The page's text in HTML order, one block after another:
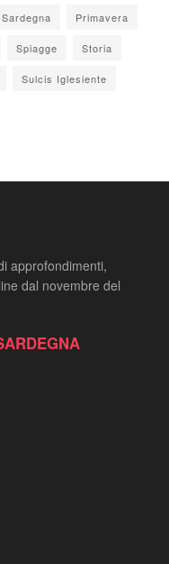
Primavera
Spiagge Storia
Sulcis Iglesiente
approfondimenti,
dal novembre del